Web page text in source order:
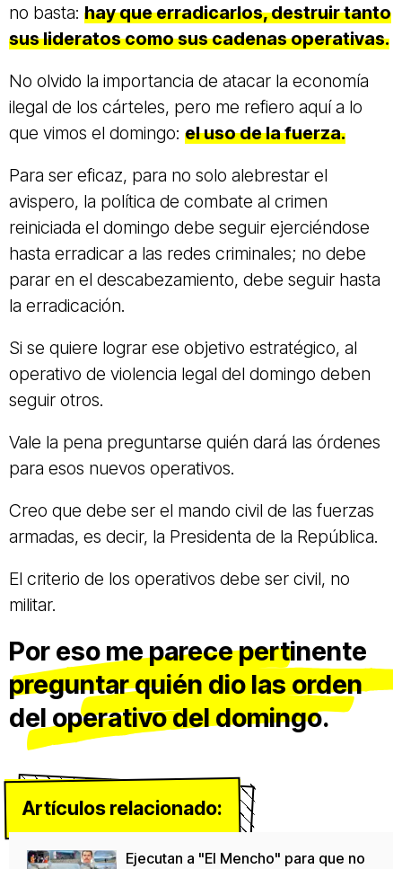
no basta: hay que erradicarlos, destruir tanto
sus lideratos como sus cadenas operativas.
No olvido la importancia de atacar la economía
ilegal de los cárteles, pero me refiero aquí a lo
que vimos el domingo: el uso de la fuerza.
Para ser eficaz, para no solo alebrestar el
avispero, la política de combate al crimen
reiniciada el domingo debe seguir ejerciéndose
hasta erradicar a las redes criminales; no debe
parar en el descabezamiento, debe seguir hasta
la erradicación.
Si se quiere lograr ese objetivo estratégico, al
operativo de violencia legal del domingo deben
seguir otros.
Vale la pena preguntarse quién dará las órdenes
para esos nuevos operativos.
Creo que debe ser el mando civil de las fuerzas
armadas, es decir, la Presidenta de la República.
El criterio de los operativos debe ser civil, no
militar.
Por eso me parece pertinente
preguntar quién dio las orden
del operativo del domingo.
Artículos relacionado:
Ejecutan a "El Mencho" para que no